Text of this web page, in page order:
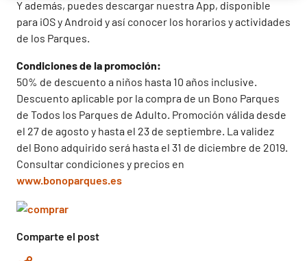
Comparte el post
Y además, puedes descargar nuestra App, disponible
para iOS y Android y así conocer los horarios y actividades
de los Parques.
Condiciones de la promoción:
50% de descuento a niños hasta 10 años inclusive.
Descuento aplicable por la compra de un Bono Parques
de Todos los Parques de Adulto. Promoción válida desde
el 27 de agosto y hasta el 23 de septiembre. La validez
del Bono adquirido será hasta el 31 de diciembre de 2019.
Consultar condiciones y precios en
www.bonoparques.es